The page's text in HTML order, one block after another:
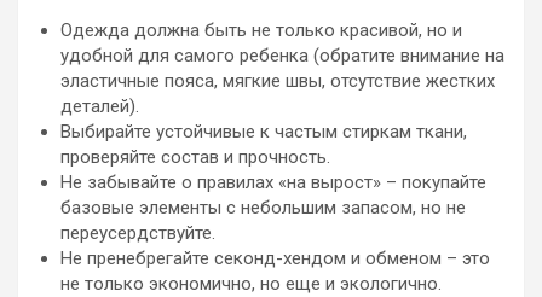
Одежда должна быть не только красивой, но и
удобной для самого ребенка (обратите внимание на
эластичные пояса, мягкие швы, отсутствие жестких
деталей).
Выбирайте устойчивые к частым стиркам ткани,
проверяйте состав и прочность.
Не забывайте о правилах «на вырост» – покупайте
базовые элементы с небольшим запасом, но не
переусердствуйте.
Не пренебрегайте секонд-хендом и обменом – это
не только экономично, но еще и экологично.